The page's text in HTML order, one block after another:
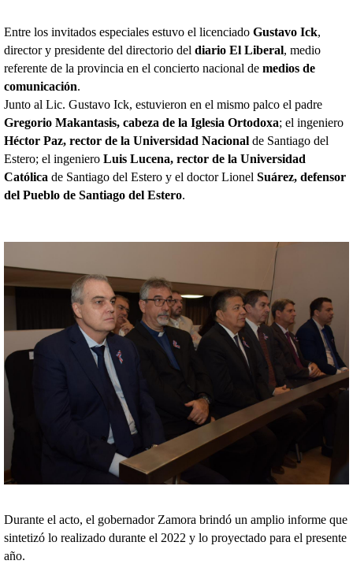
Entre los invitados especiales estuvo el licenciado Gustavo Ick,
director y presidente del directorio del diario El Liberal, medio
referente de la provincia en el concierto nacional de medios de
comunicación.
Junto al Lic. Gustavo Ick, estuvieron en el mismo palco el padre
Gregorio Makantasis, cabeza de la Iglesia Ortodoxa; el ingeniero
Héctor Paz, rector de la Universidad Nacional de Santiago del
Estero; el ingeniero Luis Lucena, rector de la Universidad
Católica de Santiago del Estero y el doctor Lionel Suárez, defensor
del Pueblo de Santiago del Estero.
Durante el acto, el gobernador Zamora brindó un amplio informe que
sintetizó lo realizado durante el 2022 y lo proyectado para el presente
año.